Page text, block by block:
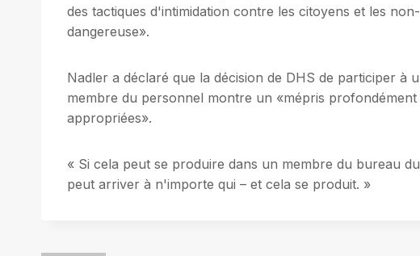
des tactiques d'intimidation contre les citoyens et les
dangereuse».
Nadler a déclaré que la décision de DHS de participer à
membre du personnel montre un «mépris
appropriées».
« Si cela peut se produire dans un membre du bureau
peut arriver à n'importe qui – et cela se produit. »